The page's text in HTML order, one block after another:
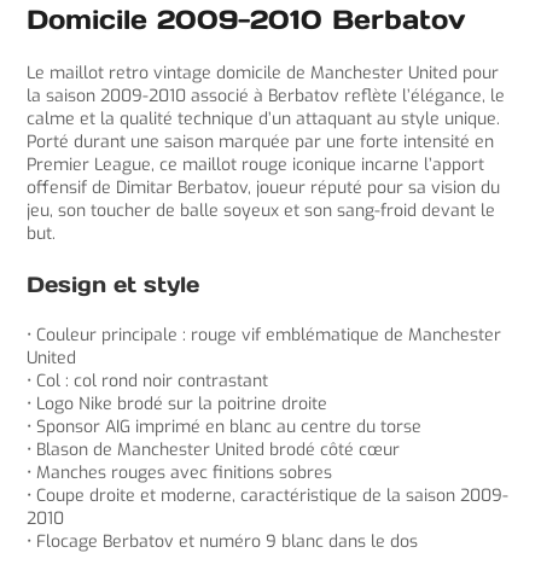
Domicile 2009-2010 Berbatov
Le maillot retro vintage domicile de Manchester United pour
la saison 2009-2010 associé à Berbatov reflète l’élégance, le
calme et la qualité technique d’un attaquant au style unique.
Porté durant une saison marquée par une forte intensité en
Premier League, ce maillot rouge iconique incarne l’apport
offensif de Dimitar Berbatov, joueur réputé pour sa vision du
jeu, son toucher de balle soyeux et son sang-froid devant le
but.
Design et style
• Couleur principale : rouge vif emblématique de Manchester
United
• Col : col rond noir contrastant
• Logo Nike brodé sur la poitrine droite
• Sponsor AIG imprimé en blanc au centre du torse
• Blason de Manchester United brodé côté cœur
• Manches rouges avec finitions sobres
• Coupe droite et moderne, caractéristique de la saison 2009-
2010
• Flocage Berbatov et numéro 9 blanc dans le dos